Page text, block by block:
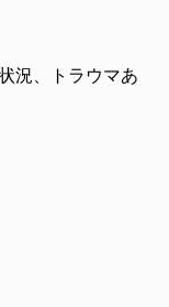
況、トラウマあ